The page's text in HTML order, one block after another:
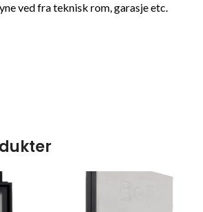
ved fra teknisk rom, garasje etc.